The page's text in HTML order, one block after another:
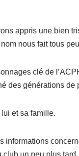
appris une bien
nous fait tous
clé de
des générations de
et sa famille.
informations
un peu plus tard.